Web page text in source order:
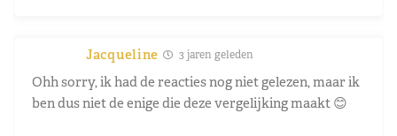
Jacqueline 3 jaren geleden
Ohh sorry, ik had de reacties nog niet gelezen, maar ik
ben dus niet de enige die deze vergelijking maakt 😊